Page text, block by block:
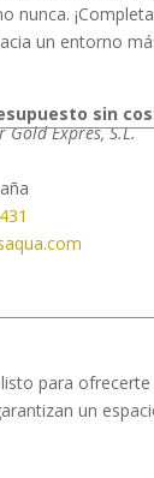
nunca.
un entorno
sin
Gold Expres, S.L.
para ofrecerte
un